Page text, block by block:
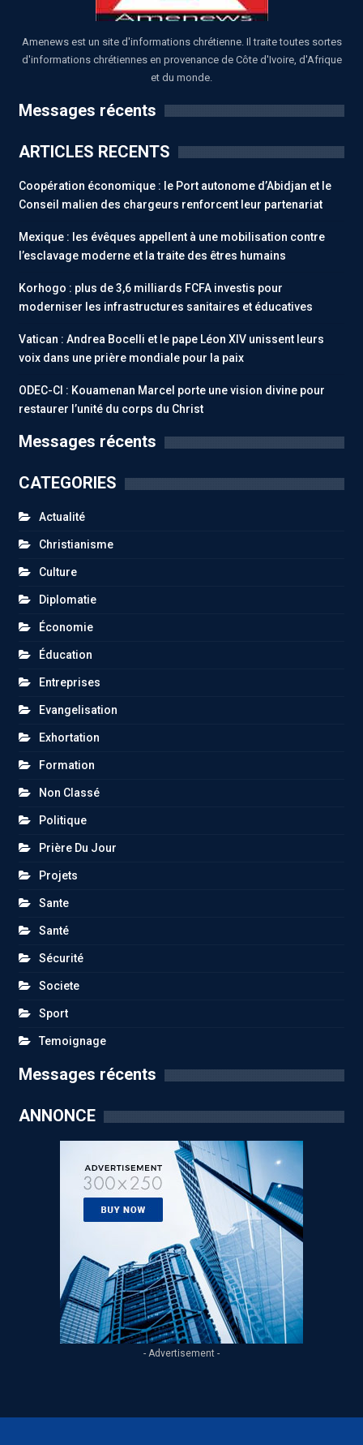
Amenews est un site d'informations chrétienne. Il traite toutes sortes
d'informations chrétiennes en provenance de Côte d'Ivoire, d'Afrique
et du monde.
Messages récents
ARTICLES RECENTS
Coopération économique : le Port autonome d’Abidjan et le
Conseil malien des chargeurs renforcent leur partenariat
Mexique : les évêques appellent à une mobilisation contre
l’esclavage moderne et la traite des êtres humains
Korhogo : plus de 3,6 milliards FCFA investis pour
moderniser les infrastructures sanitaires et éducatives
Vatican : Andrea Bocelli et le pape Léon XIV unissent leurs
voix dans une prière mondiale pour la paix
ODEC-CI : Kouamenan Marcel porte une vision divine pour
restaurer l’unité du corps du Christ
Messages récents
CATEGORIES
Actualité
Christianisme
Culture
Diplomatie
Économie
Éducation
Entreprises
Evangelisation
Exhortation
Formation
Non Classé
Politique
Prière Du Jour
Projets
Sante
Santé
Sécurité
Societe
Sport
Temoignage
Messages récents
ANNONCE
- Advertisement -